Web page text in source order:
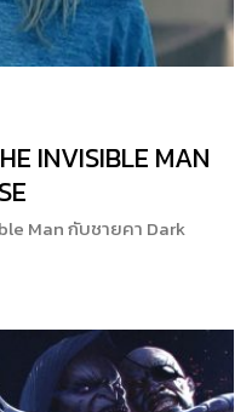
INVISIBLE MAN
Man กับชายคา Dark